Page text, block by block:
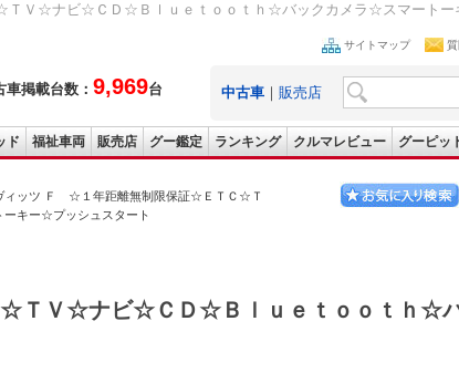
Ｖ☆ナビ☆ＣＤ☆Ｂｌｕｅｔｏｏｔｈ☆バックカメラ☆スマートー
車掲載台数： 9,969台
サイトマップ
中古車 ｜ 販売店
ド 福祉車両 販売店 グー鑑定 ランキング クルマレビュー グーピッ
ィッツ Ｆ ☆１年距離無制限保証☆ＥＴＣ☆Ｔ
キー☆プッシュスタート
ＴＶ☆ナビ☆ＣＤ☆Ｂｌｕｅｔｏｏｔｈ☆